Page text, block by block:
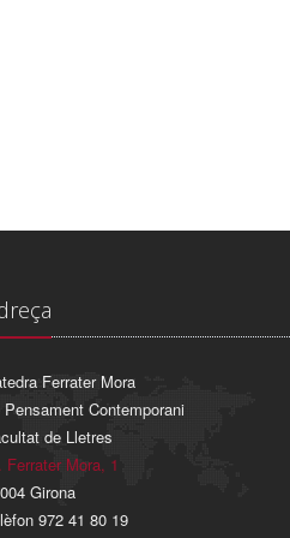
Ferrater Mora
Pensament Contemporani
de Lletres
Ferrater Mora, 1
Girona
972 41 80 19